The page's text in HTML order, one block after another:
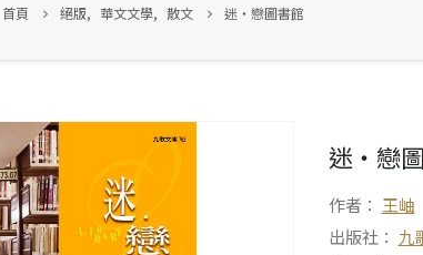
首頁 絕版, 華文文學, 散文 迷‧戀圖書館
迷‧戀
作者： 王岫
出版社： 九